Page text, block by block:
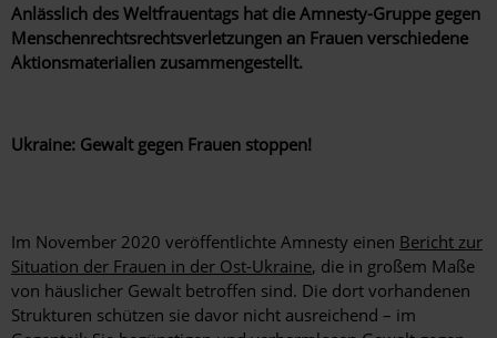
Anlässlich des Weltfrauentags hat die Amnesty-Gruppe gegen
Menschenrechtsrechtsverletzungen an Frauen verschiedene
Aktionsmaterialien zusammengestellt.
Ukraine: Gewalt gegen Frauen stoppen!
Im November 2020 veröffentlichte Amnesty einen Bericht zur
Situation der Frauen in der Ost-Ukraine, die in großem Maße
von häuslicher Gewalt betroffen sind. Die dort vorhandenen
Strukturen schützen sie davor nicht ausreichend – im